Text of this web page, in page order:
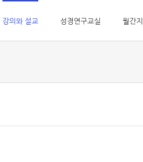
강의와 설교 성경연구교실 월간